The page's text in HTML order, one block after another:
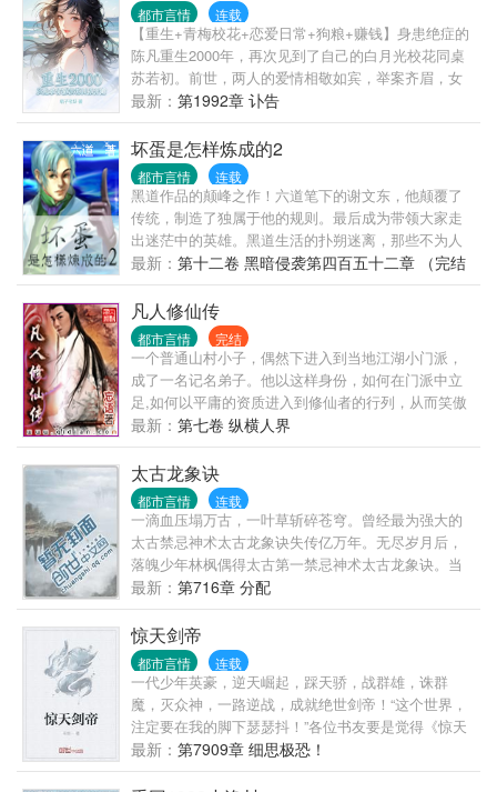
都市言情 连载
【重生+青梅校花+恋爱日常+狗粮+赚钱】身患绝症的
陈凡重生2000年，再次见到了自己的白月光校花同桌
苏若初。前世，两人的爱情相敬如宾，举案齐眉，女
友却因为一场车祸意外身亡。陈凡抱憾终身。这一
世，陈凡发誓绝不放手，要创造一个崭新的商业帝
国，给她最完美的爱情跟未来。“苏若初，这辈子我要
牵着你的手，看尽星河灿烂，人间繁华！”
最新： 第1992章 讣告
坏蛋是怎样炼成的2
都市言情 连载
黑道作品的颠峰之作！六道笔下的谢文东，他颠覆了
传统，制造了独属于他的规则。最后成为带领大家走
出迷茫中的英雄。黑道生活的扑朔迷离，那些不为人
知的故事，让书友们为之沸腾。《坏蛋006年底您不得
不看的一部巨作！ 我非英雄，广目无双。 我本坏蛋，
无限嚣张！
最新： 第十二卷 黑暗侵袭第四百五十二章 （完结
篇）
凡人修仙传
都市言情 完结
一个普通山村小子，偶然下进入到当地江湖小门派，
成了一名记名弟子。他以这样身份，如何在门派中立
足,如何以平庸的资质进入到修仙者的行列，从而笑傲
三界之中！ 看凡人修仙传精彩书评集锦，请检索书
号：{凡人凡语}
最新： 第七卷 纵横人界
太古龙象诀
都市言情 连载
一滴血压塌万古，一叶草斩碎苍穹。曾经最为强大的
太古禁忌神术太古龙象诀失传亿万年。无尽岁月后，
落魄少年林枫偶得太古第一禁忌神术太古龙象诀。当
林枫从世界最北部一个偏远小城走出之后，一段传奇
由此展开。这是一个强者如林，万族争锋的世界。问
苍茫大地，谁主沉浮。林枫凭借太古龙象诀，战天斗
地，横扫诸天强者，霸绝万界。
最新： 第716章 分配
惊天剑帝
都市言情 连载
一代少年英豪，逆天崛起，踩天骄，战群雄，诛群
魔，灭众神，一路逆战，成就绝世剑帝！“这个世界，
注定要在我的脚下瑟瑟抖！”各位书友要是觉得《惊天
剑帝》还不错的话请不要忘记向您要是觉得《惊天剑
帝》还不错的话请不要忘记向您>
最新： 第7909章 细思极恐！